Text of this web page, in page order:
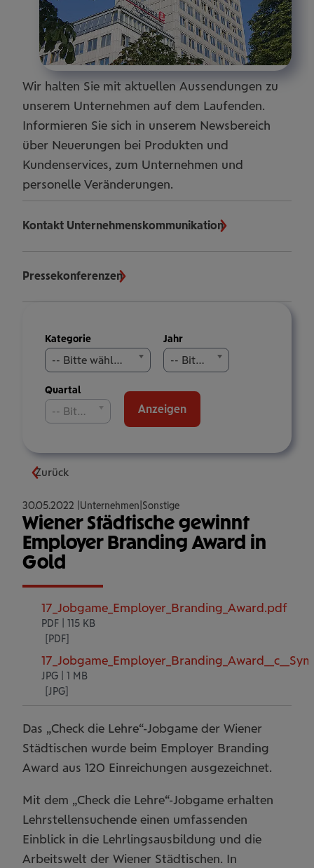
Wir halten Sie mit aktuellen Aussendungen zu
unserem Unternehmen auf dem Laufenden.
Informieren Sie sich in unserem Newsbereich
über Neuerungen bei Produkten und
Kundenservices, zum Unternehmen und
personelle Veränderungen.
Kontakt Unternehmenskommunikation
Pressekonferenzen
Meldungen
filtern
Kategorie
-- Bitte wählen Sie aus --
Jahr
-- Bitte wählen Sie aus --
Quartal
-- Bitte wählen Sie aus --
Anzeigen
Zurück
30.05.2022 Unternehmen Sonstige
Wiener Städtische gewinnt
Employer Branding Award in
Gold
17_Jobgame_Employer_Branding_Award.pdf
PDF | 115 KB
JPG | 1 MB
Das „Check die Lehre“-Jobgame der Wiener
Städtischen wurde beim Employer Branding
Award aus 120 Einreichungen ausgezeichnet.
Mit dem „Check die Lehre“-Jobgame erhalten
Lehrstellensuchende einen umfassenden
Einblick in die Lehrlingsausbildung und die
Arbeitswelt der Wiener Städtischen. In